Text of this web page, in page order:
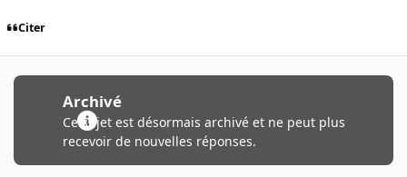
Citer
Archivé
Ce sujet est désormais archivé et ne peut plus
recevoir de nouvelles réponses.